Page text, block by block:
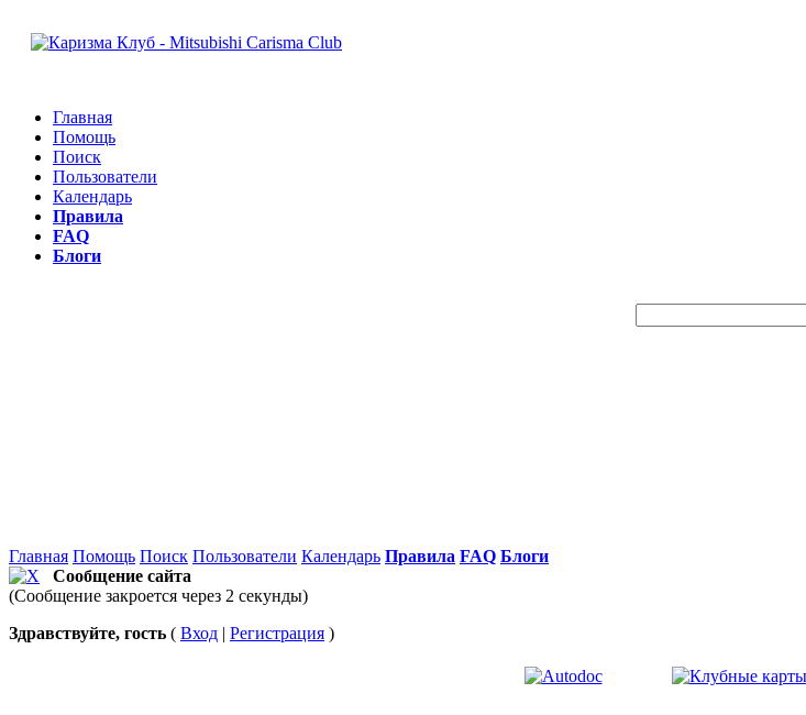
Главная
Помощь
Поиск
Пользователи
Календарь
Правила
FAQ
Блоги
Главная Помощь Поиск Пользователи Календарь Правила FAQ Блоги
Сообщение сайта
(Сообщение закроется через 2 секунды)
Здравствуйте, гость ( Вход | Регистрация )